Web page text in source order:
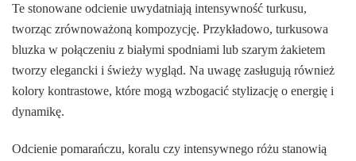
Te stonowane odcienie uwydatniają intensywność turkusu,
tworząc zrównoważoną kompozycję. Przykładowo, turkusowa
bluzka w połączeniu z białymi spodniami lub szarym żakietem
tworzy elegancki i świeży wygląd. Na uwagę zasługują również
kolory kontrastowe, które mogą wzbogacić stylizację o energię i
dynamikę.
Odcienie pomarańczu, koralu czy intensywnego różu stanowią